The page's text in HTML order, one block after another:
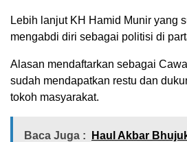
Lebih lanjut KH Hamid Munir yang
mengabdi diri sebagai politisi di
Alasan mendaftarkan sebagai
sudah mendapatkan restu dan
tokoh masyarakat.
Baca Juga :
Haul Akbar